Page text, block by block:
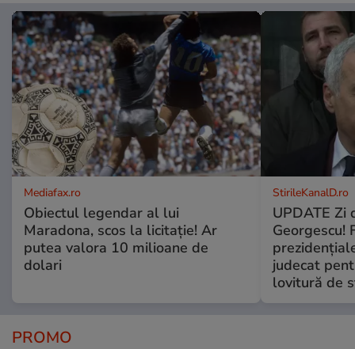
Mediafax.ro
Obiectul legendar al lui
Maradona, scos la licitație! Ar
putea valora 10 milioane de
dolari
StirileKanalD.ro
UPDATE Zi
Georgescu!
judecat
lovitură de
PROMO